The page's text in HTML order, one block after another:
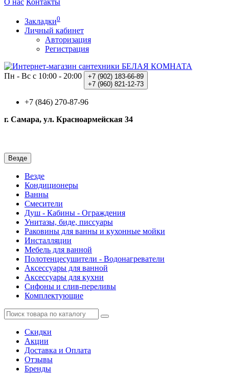
О нас Контакты
Закладки0
Личный кабинет
Авторизация
Регистрация
Пн - Вс с 10:00 - 20:00 +7 (902) 183-66-89
+7 (960) 821-12-73
+7 (846) 270-87-96
г. Самара, ул. Красноармейская 34
Везде
Везде
Кондиционеры
Ванны
Смесители
Душ - Кабины - Ограждения
Унитазы, биде, писсуары
Раковины для ванны и кухонные мойки
Инсталляции
Мебель для ванной
Полотенцесушители - Водонагреватели
Аксессуары для ванной
Аксессуары для кухни
Сифоны и слив-переливы
Комплектующие
Скидки
Акции
Доставка и Оплата
Отзывы
Бренды